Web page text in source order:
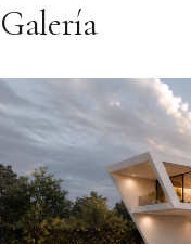
Galería